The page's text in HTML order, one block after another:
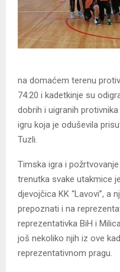
na domaćem terenu
74:20 i kadetkinje su
dobrih i uigranih
igru koja je oduševila
Tuzli.
Timska igra i
trenutka svake utakmice
djevojčica KK “Lavovi”, a
prepoznati i na
reprezentativka BiH i
još nekoliko njih iz ove
reprezentativnom pragu.